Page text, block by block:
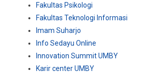
Fakultas Psikologi
Fakultas Teknologi Informasi
Imam Suharjo
Info Sedayu Online
Innovation Summit UMBY
Karir center UMBY